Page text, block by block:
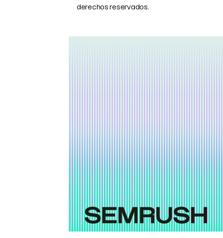
derechos reservados.